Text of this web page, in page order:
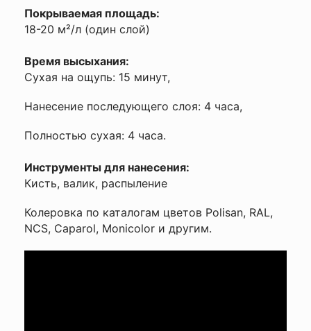
Покрываемая площадь:
18-20 м²/л (один слой)
Время высыхания:
Сухая на ощупь: 15 минут,
Нанесение последующего слоя: 4 часа,
Полностью сухая: 4 часа.
Инструменты для нанесения:
Кисть, валик, распыление
Колеровка по каталогам цветов Polisan, RAL,
NCS, Caparol, Monicolor и другим.